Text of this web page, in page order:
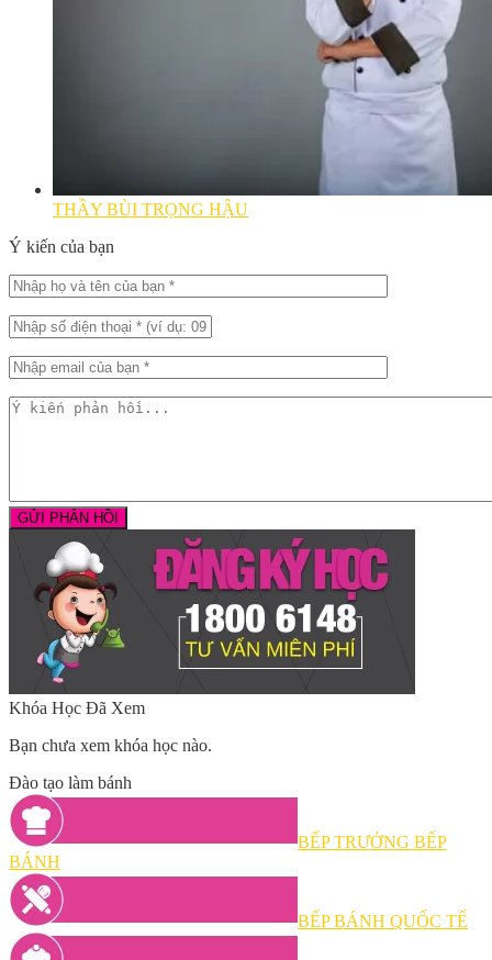
THẦY BÙI TRỌNG HẬU
Ý kiến của bạn
Khóa Học Đã Xem
Bạn chưa xem khóa học nào.
Đào tạo làm bánh
BẾP TRƯỞNG BẾP
BÁNH
BẾP BÁNH QUỐC TẾ